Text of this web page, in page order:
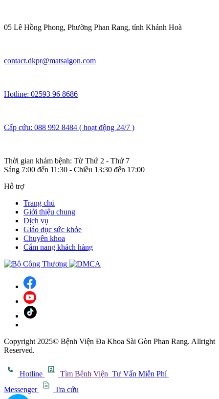
05 Lê Hồng Phong, Phường Phan Rang, tỉnh Khánh Hoà
contact.dkpr@matsaigon.com
Hotline: 02593 96 8686
Cấp cứu: 088 992 8484 ( hoạt động 24/7 )
Thời gian khám bệnh: Từ Thứ 2 - Thứ 7
Sáng 7:00 đến 11:30 - Chiều 13:30 đến 17:00
Hỗ trợ
Trang chủ
Giới thiệu chung
Dịch vụ
Giáo dục sức khỏe
Chuyên khoa
Cẩm nang khách hàng
Copyright 2025© Bệnh Viện Đa Khoa Sài Gòn Phan Rang. Allright
Reserved.
Hotline Tìm Bệnh Viện Tư Vấn Miễn Phí
Messenger
Tra cứu